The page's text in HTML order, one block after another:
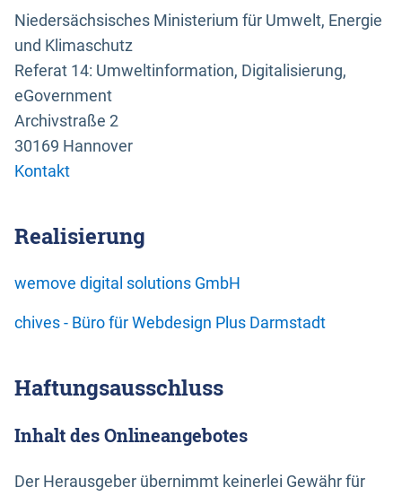
Niedersächsisches Ministerium für Umwelt, Energie
und Klimaschutz
Referat 14: Umweltinformation, Digitalisierung,
eGovernment
Archivstraße 2
30169 Hannover
Kontakt
Realisierung
wemove digital solutions GmbH
chives - Büro für Webdesign Plus Darmstadt
Haftungsausschluss
Inhalt des Onlineangebotes
Der Herausgeber übernimmt keinerlei Gewähr für